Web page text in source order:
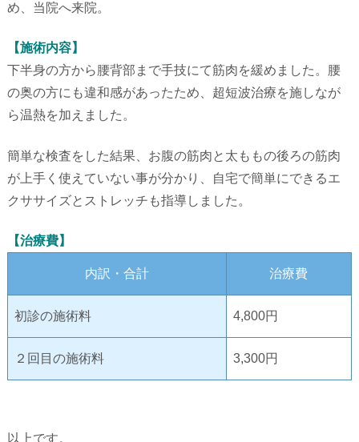
め、当院へ来院。
【施術内容】
下半身の方から腰背部まで手技にて筋肉を緩めました。腰
の奥の方にも違和感があったため、超短波治療を施しなが
ら温熱を加えました。
簡単な検査をした結果、お腹の筋肉と太ももの後ろの筋肉
が上手く使えていない事が分かり、自宅で簡単にできるエ
クササイズとストレッチも指導しました。
【治療費】
内訳・合計 治療費
初診の施術料 4,800円
２回目の施術料 3,300円
以上です。